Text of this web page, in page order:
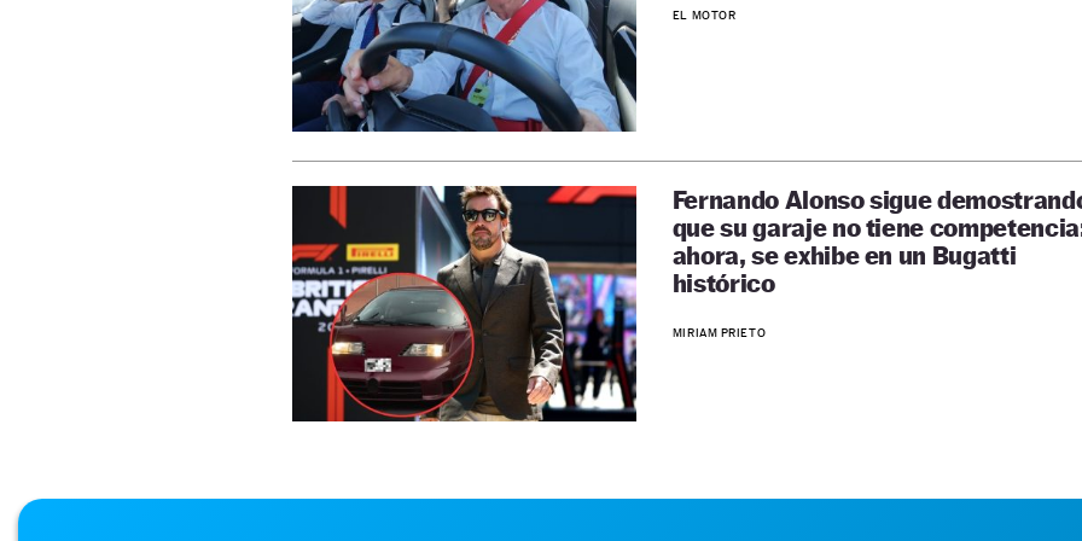
EL MOTOR
Fernando Alonso sigue
que su garaje no tiene
ahora, se exhibe en un Bugatti
histórico
MIRIAM PRIETO